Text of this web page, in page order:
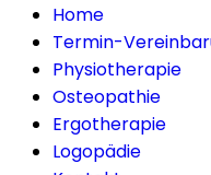
Home
Termin-
Physiotherapie
Osteopathie
Ergotherapie
Logopädie